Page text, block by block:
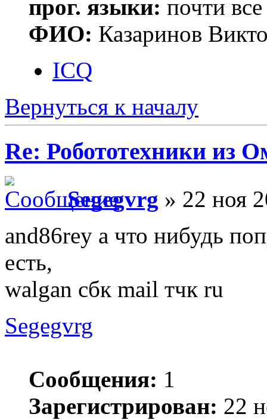
прог. языки: почти
ФИО: Казаринов
ICQ
Вернуться к началу
Re: Робототехники из
Segegvrg » 22 ноя
and86rey а что нибудь
есть,
walgan сбк mail тчк ru
Segegvrg
Сообщения: 1
Зарегистрирован: 22